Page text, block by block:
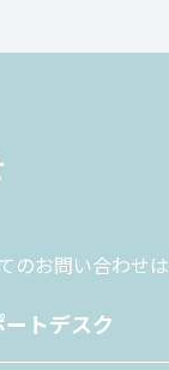
のお問い合わせは
トデスク